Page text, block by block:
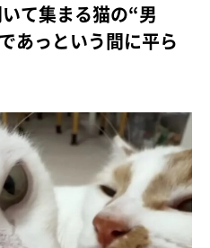
て集まる猫の“男
あっという間に平ら